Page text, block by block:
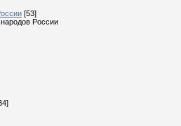
[53]
народов России